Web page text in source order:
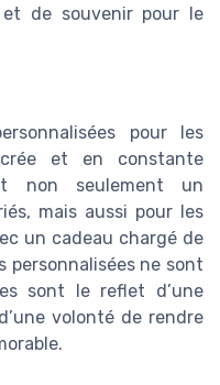
de souvenir pour le
pour les
et en constante
non seulement un
mais aussi pour les
un cadeau chargé de
personnalisées ne sont
sont le reflet d’une
volonté de rendre